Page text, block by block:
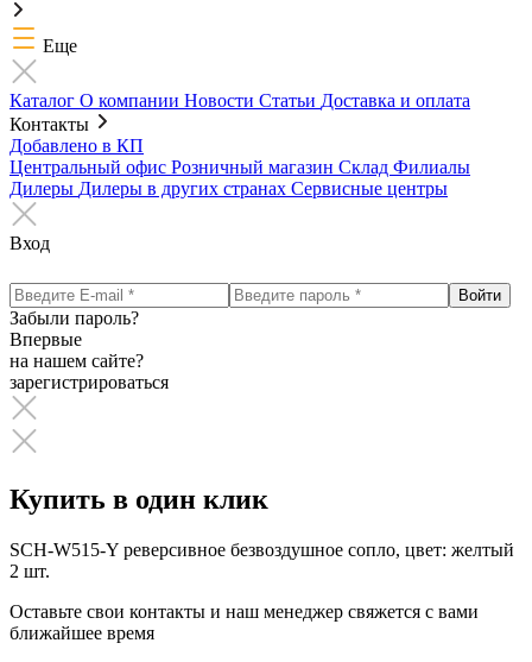
Еще
Каталог О компании Новости Статьи Доставка и оплата
Контакты
Добавлено в КП
Центральный офис Розничный магазин Склад Филиалы
Дилеры Дилеры в других странах Сервисные центры
Вход
Забыли пароль?
Впервые
на нашем сайте?
зарегистрироваться
Купить в один клик
SCH-W515-Y реверсивное безвоздушное сопло, цвет: желтый
2 шт.
Оставьте свои контакты и наш менеджер свяжется с вами
ближайшее время